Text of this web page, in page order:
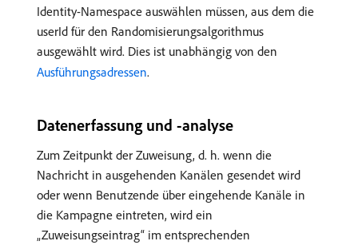
Identity-Namespace auswählen müssen, aus dem die
userId für den Randomisierungsalgorithmus
ausgewählt wird. Dies ist unabhängig von den
Ausführungsadressen.
Datenerfassung und -analyse
Zum Zeitpunkt der Zuweisung, d. h. wenn die
Nachricht in ausgehenden Kanälen gesendet wird
oder wenn Benutzende über eingehende Kanäle in
die Kampagne eintreten, wird ein
„Zuweisungseintrag“ im entsprechenden